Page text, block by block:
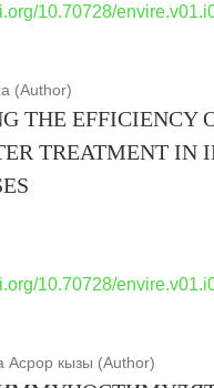
10.70728/
(Author)
THE EFFICIENCY
TREATMENT IN
10.70728/
Асрор кызы (Author)